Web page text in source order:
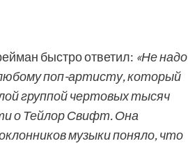
быстро ответил: «Не надо
поп-артисту, который
группой чертовых тысяч
о Тейлор Свифт. Она
музыки поняло, что